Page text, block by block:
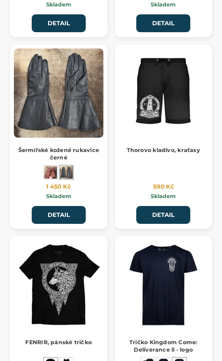
Skladem
DETAIL
Skladem
DETAIL
Šermířské kožené rukavice
černé
1 450 Kč
Skladem
DETAIL
Thorovo kladivo, kraťasy
590 Kč
Skladem
DETAIL
FENRIR, pánské tričko
Tričko Kingdom Come:
Deliverance ll - logo